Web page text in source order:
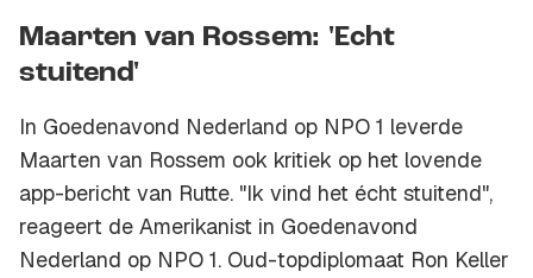
Maarten van Rossem: 'Echt
stuitend'
In Goedenavond Nederland op NPO 1 leverde
Maarten van Rossem ook kritiek op het lovende
app-bericht van Rutte. "Ik vind het écht stuitend",
reageert de Amerikanist in Goedenavond
Nederland op NPO 1. Oud-topdiplomaat Ron Keller